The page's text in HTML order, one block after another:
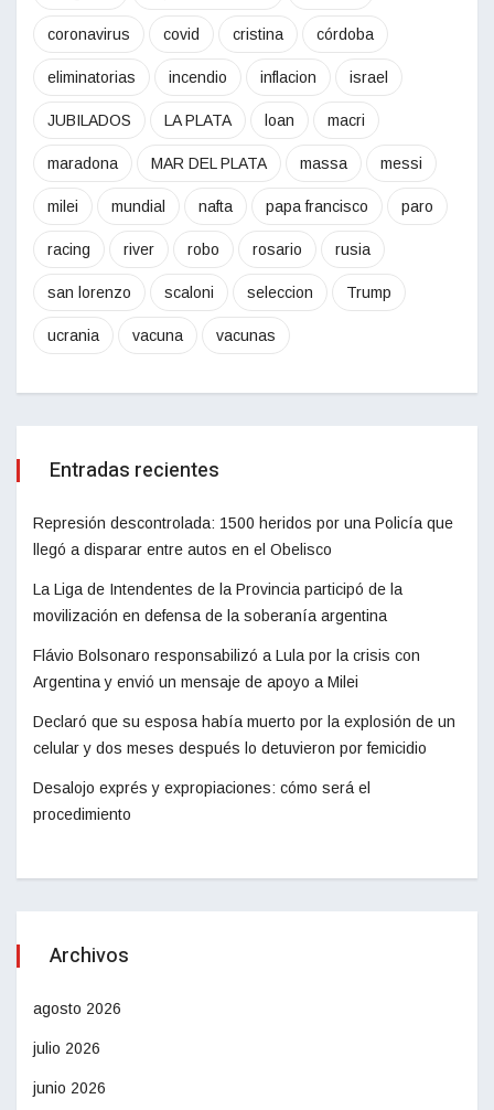
coronavirus covid cristina córdoba
eliminatorias incendio inflacion israel
JUBILADOS LA PLATA loan macri
maradona MAR DEL PLATA massa messi
milei mundial nafta papa francisco paro
racing river robo rosario rusia
san lorenzo scaloni seleccion Trump
ucrania vacuna vacunas
Entradas recientes
Represión descontrolada: 1500 heridos por una Policía que
llegó a disparar entre autos en el Obelisco
La Liga de Intendentes de la Provincia participó de la
movilización en defensa de la soberanía argentina
Flávio Bolsonaro responsabilizó a Lula por la crisis con
Argentina y envió un mensaje de apoyo a Milei
Declaró que su esposa había muerto por la explosión de un
celular y dos meses después lo detuvieron por femicidio
Desalojo exprés y expropiaciones: cómo será el
procedimiento
Archivos
agosto 2026
julio 2026
junio 2026